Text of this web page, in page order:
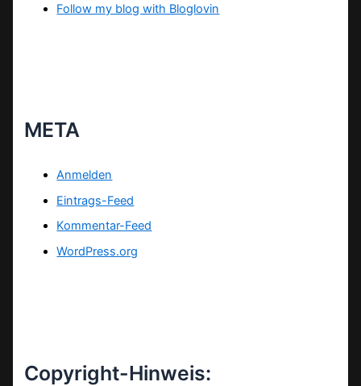
Follow my blog with Bloglovin
META
Anmelden
Eintrags-Feed
Kommentar-Feed
WordPress.org
Copyright-Hinweis: